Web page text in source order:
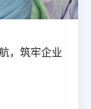
，筑牢企业